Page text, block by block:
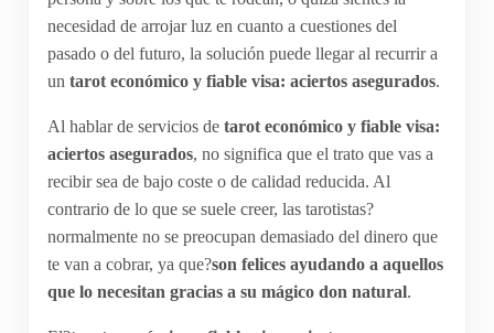
necesidad de arrojar luz en cuanto a cuestiones del
pasado o del futuro, la solución puede llegar al recurrir a
un tarot económico y fiable visa: aciertos asegurados.
Al hablar de servicios de tarot económico y fiable visa:
aciertos asegurados, no significa que el trato que vas a
recibir sea de bajo coste o de calidad reducida. Al
contrario de lo que se suele creer, las tarotistas?
normalmente no se preocupan demasiado del dinero que
te van a cobrar, ya que?son felices ayudando a aquellos
que lo necesitan gracias a su mágico don natural.